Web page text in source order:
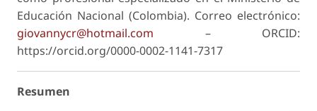
Educación Nacional (Colombia). Correo electrónico:
giovannycr@hotmail.com – ORCID:
https://orcid.org/0000-0002-1141-7317
Resumen